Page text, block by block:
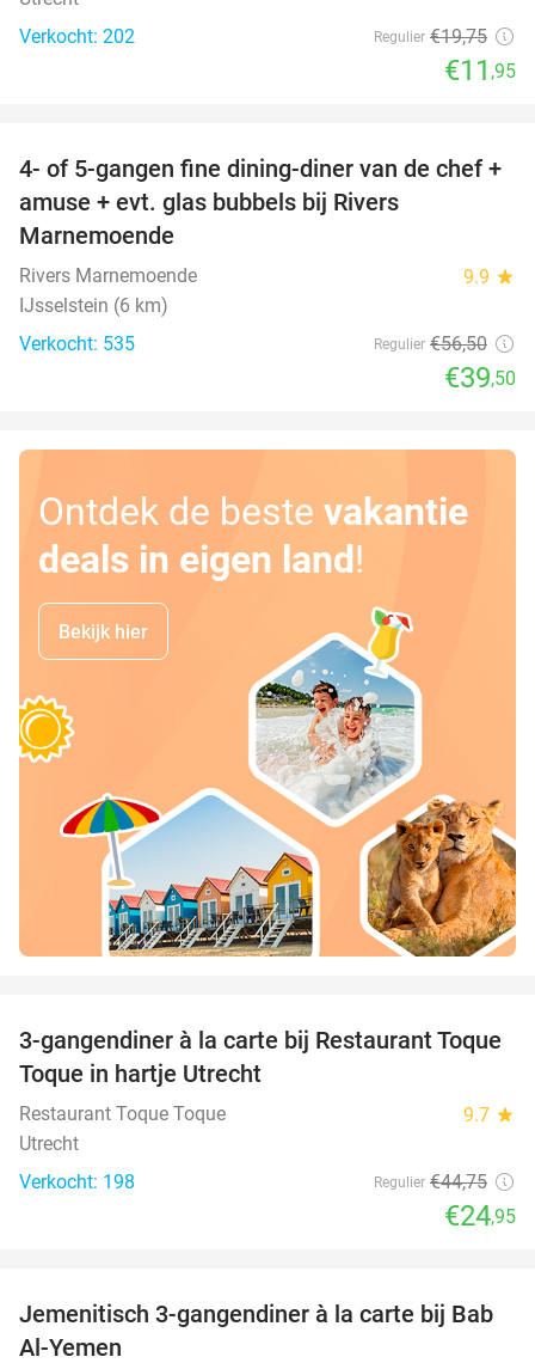
Verkocht: 202
Regulier €19,75
€11 ,95
30%
4- of 5-gangen fine dining-diner van de chef +
amuse + evt. glas bubbels bij Rivers
Marnemoende
Rivers Marnemoende 9.9 star
IJsselstein (6 km)
Verkocht: 535
Regulier €56,50
€39,50
Ontdek de beste vakantie
deals in eigen land!
Bekijk hier
44%
3-gangendiner à la carte bij Restaurant Toque
Toque in hartje Utrecht
Restaurant Toque Toque 9.7 star
Utrecht
Verkocht: 198
Regulier €44,75
€24,95
41%
Jemenitisch 3-gangendiner à la carte bij Bab
Al-Yemen